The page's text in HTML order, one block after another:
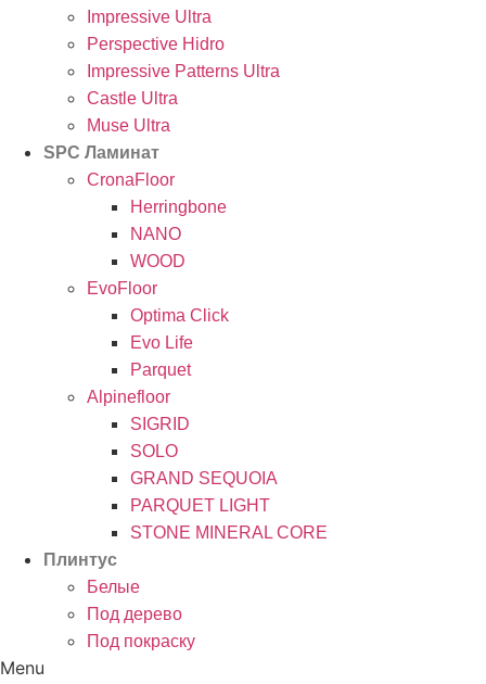
Impressive Ultra
Perspective Hidro
Impressive Patterns Ultra
Castle Ultra
Muse Ultra
SPC Ламинат
CronaFloor
Herringbone
NANO
WOOD
EvoFloor
Optima Click
Evo Life
Parquet
Alpinefloor
SIGRID
SOLO
GRAND SEQUOIA
PARQUET LIGHT
STONE MINERAL CORE
Плинтус
Белые
Под дерево
Под покраску
Menu